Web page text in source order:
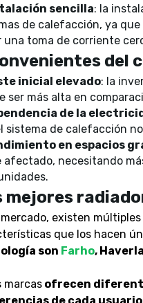
sencilla: la
de calefacción, ya
una toma de corriente
del
inicial elevado: la
ser más alta en
de la
sistema de calefacción
en espacios
afectado, necesitando
mejores
mercado, existen
que los hacen
son Farho,
marcasofrecen